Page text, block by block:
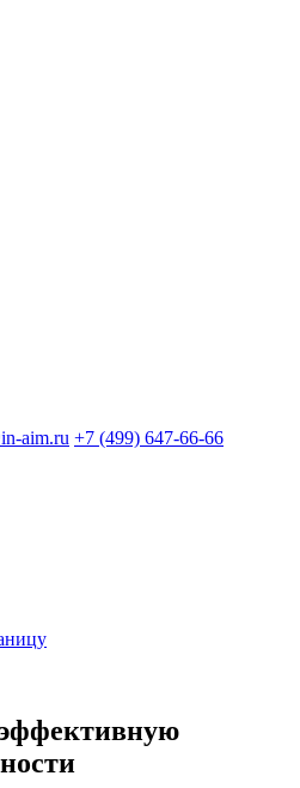
aim.ru +7 (499) 647-66-66